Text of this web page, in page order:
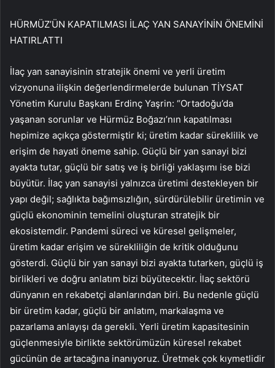
HÜRMÜZ’ÜN KAPATILMASI İLAÇ YAN SANAYİNİN ÖNEMİNİ
HATIRLATTI
İlaç yan sanayisinin stratejik önemi ve yerli üretim
vizyonuna ilişkin değerlendirmelerde bulunan TİYSAT
Yönetim Kurulu Başkanı Erdinç Yaşrin: “Ortadoğu’da
yaşanan sorunlar ve Hürmüz Boğazı’nın kapatılması
hepimize açıkça göstermiştir ki; üretim kadar süreklilik ve
erişim de hayati öneme sahip. Güçlü bir yan sanayi bizi
ayakta tutar, güçlü bir satış ve iş birliği yaklaşımı ise bizi
büyütür. İlaç yan sanayisi yalnızca üretimi destekleyen bir
yapı değil; sağlıkta bağımsızlığın, sürdürülebilir üretimin ve
güçlü ekonominin temelini oluşturan stratejik bir
ekosistemdir. Pandemi süreci ve küresel gelişmeler,
üretim kadar erişim ve sürekliliğin de kritik olduğunu
gösterdi. Güçlü bir yan sanayi bizi ayakta tutarken, güçlü iş
birlikleri ve doğru anlatım bizi büyütecektir. İlaç sektörü
dünyanın en rekabetçi alanlarından biri. Bu nedenle güçlü
bir üretim kadar, güçlü bir anlatım, markalaşma ve
pazarlama anlayışı da gerekli. Yerli üretim kapasitesinin
güçlenmesiyle birlikte sektörümüzün küresel rekabet
gücünün de artacağına inanıyoruz. Üretmek çok kıymetlidir